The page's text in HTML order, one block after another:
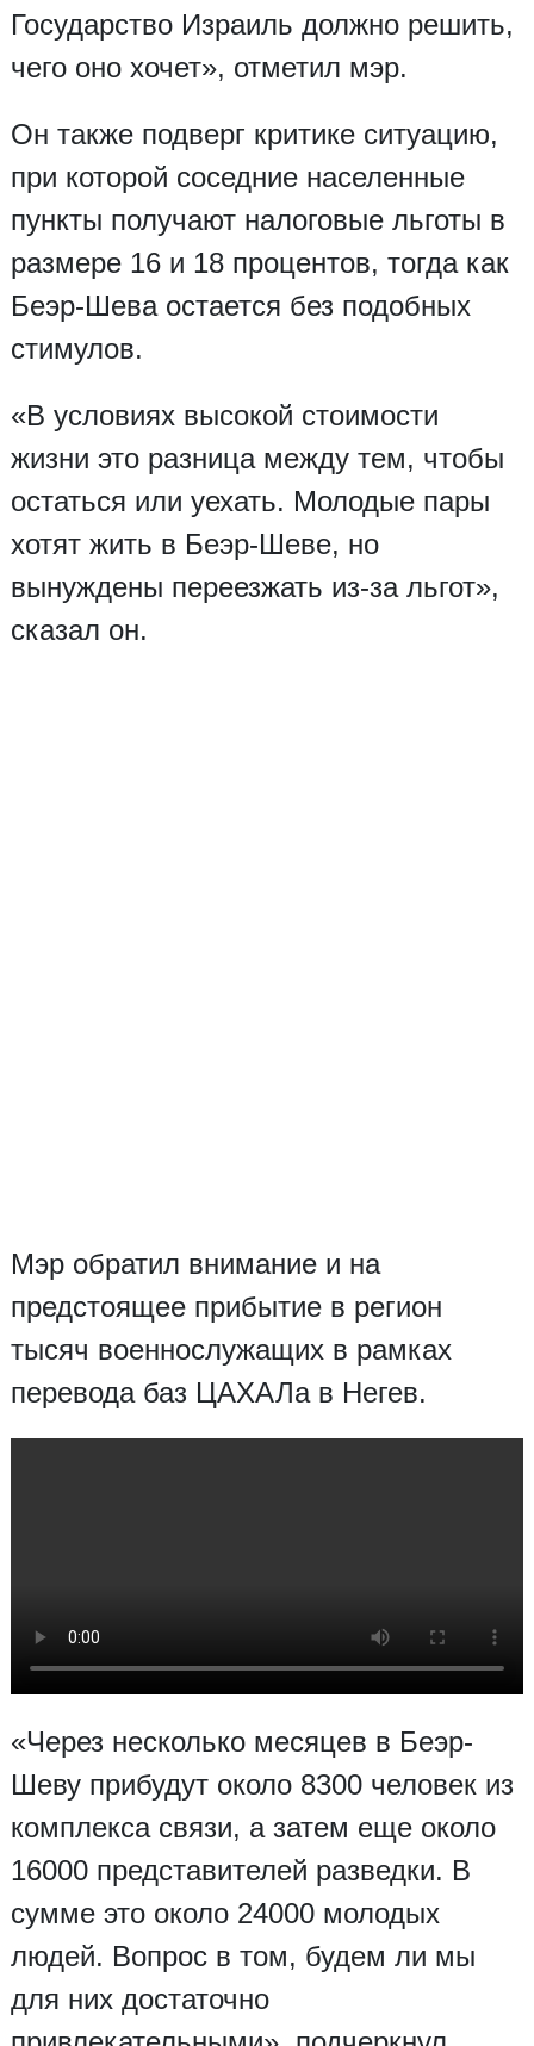
Государство Израиль должно решить,
чего оно хочет», отметил мэр.
Он также подверг критике ситуацию,
при которой соседние населенные
пункты получают налоговые льготы в
размере 16 и 18 процентов, тогда как
Беэр-Шева остается без подобных
стимулов.
«В условиях высокой стоимости
жизни это разница между тем, чтобы
остаться или уехать. Молодые пары
хотят жить в Беэр-Шеве, но
вынуждены переезжать из-за льгот»,
сказал он.
Мэр обратил внимание и на
предстоящее прибытие в регион
тысяч военнослужащих в рамках
перевода баз ЦАХАЛа в Негев.
«Через несколько месяцев в Беэр-
Шеву прибудут около 8300 человек из
комплекса связи, а затем еще около
16000 представителей разведки. В
сумме это около 24000 молодых
людей. Вопрос в том, будем ли мы
для них достаточно